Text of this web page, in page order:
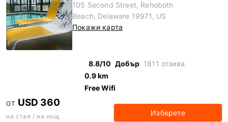
105 Second Street, Rehoboth
Beach, Delaware 19971, US
Покажи карта
8.8/10 Добър 1811 отзива
0.9 km
Free Wifi
ОТ USD 360
на стая / на нощ Изберете